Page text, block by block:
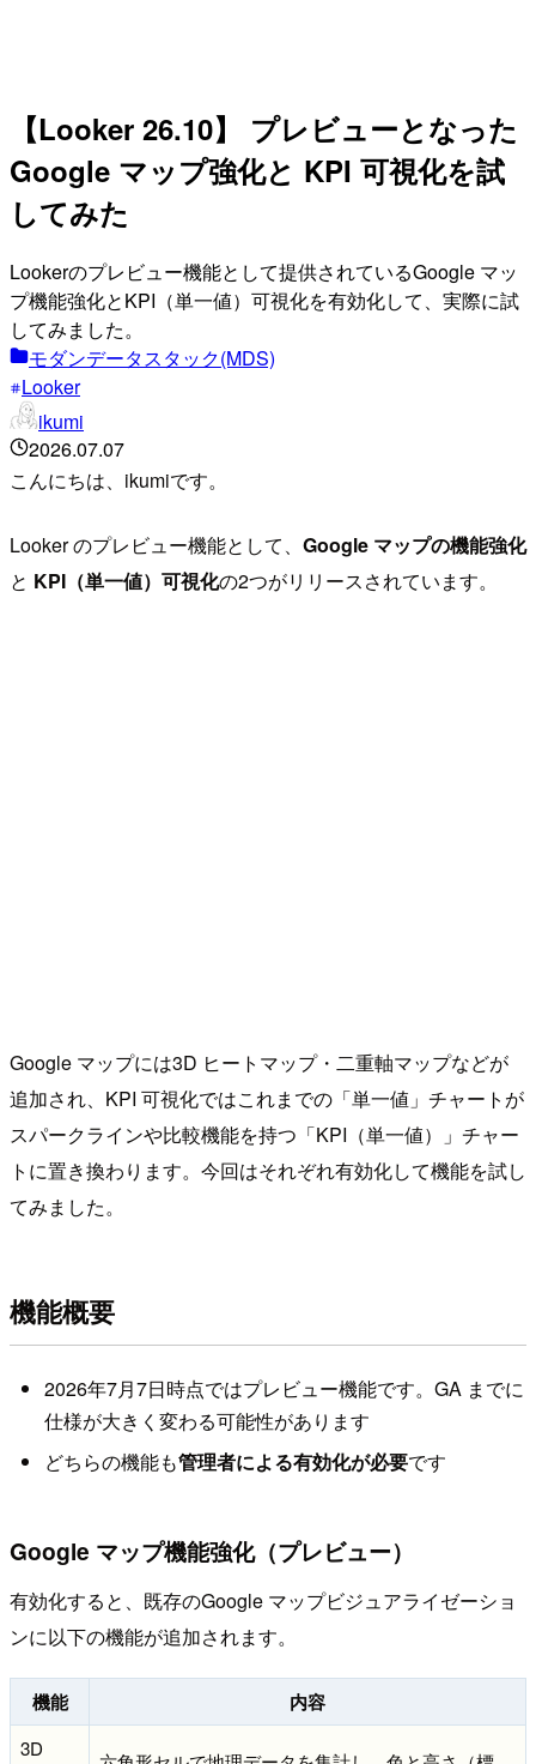
【Looker 26.10】 プレビューとなった
Google マップ強化と KPI 可視化を試
してみた
Lookerのプレビュー機能として提供されているGoogle マッ
プ機能強化とKPI（単一値）可視化を有効化して、実際に試
してみました。
モダンデータスタック(MDS)
Looker
ikumi
2026.07.07
こんにちは、ikumiです。
Looker のプレビュー機能として、 Google マップの機能強化
と KPI（単一値）可視化の2つがリリースされています。
Google マップには3D ヒートマップ・二重軸マップなどが
追加され、KPI 可視化ではこれまでの「単一値」チャートが
スパークラインや比較機能を持つ「KPI（単一値）」チャー
トに置き換わります。今回はそれぞれ有効化して機能を試し
てみました。
機能概要
2026年7月7日時点ではプレビュー機能です。GA までに
仕様が大きく変わる可能性があります
どちらの機能も管理者による有効化が必要です
Google マップ機能強化（プレビュー）
有効化すると、既存のGoogle マップビジュアライゼーショ
ンに以下の機能が追加されます。
機能 内容
3D